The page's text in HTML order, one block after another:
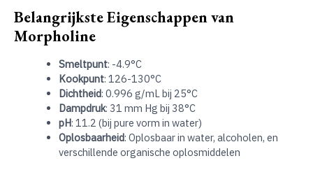
Belangrijkste Eigenschappen van
Morpholine
Smeltpunt: -4.9°C
Kookpunt: 126-130°C
Dichtheid: 0.996 g/mL bij 25°C
Dampdruk: 31 mm Hg bij 38°C
pH: 11.2 (bij pure vorm in water)
Oplosbaarheid: Oplosbaar in water, alcoholen, en
verschillende organische oplosmiddelen